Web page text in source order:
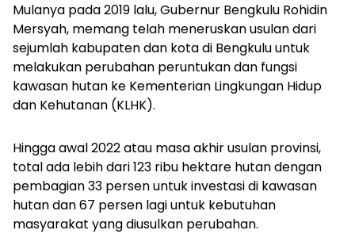
Mulanya pada 2019 lalu, Gubernur Bengkulu Rohidin
Mersyah, memang telah meneruskan usulan dari
sejumlah kabupaten dan kota di Bengkulu untuk
melakukan perubahan peruntukan dan fungsi
kawasan hutan ke Kementerian Lingkungan Hidup
dan Kehutanan (KLHK).
Hingga awal 2022 atau masa akhir usulan provinsi,
total ada lebih dari 123 ribu hektare hutan dengan
pembagian 33 persen untuk investasi di kawasan
hutan dan 67 persen lagi untuk kebutuhan
masyarakat yang diusulkan perubahan.